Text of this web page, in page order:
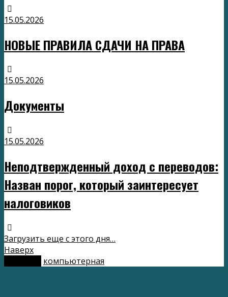
15.05.2026
НОВЫЕ ПРАВИЛА СДАЧИ НА ПРАВА
15.05.2026
Документы
15.05.2026
Неподтвержденный доход с переводов:
Назван порог, который заинтересует
налоговиков
Загрузить еще с этого дня…
Наверх
компьютерная